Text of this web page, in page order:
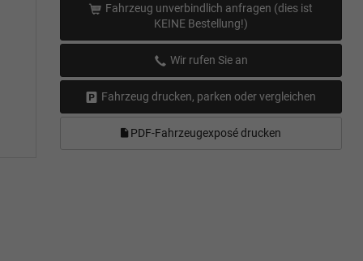
Fahrzeug unverbindlich anfragen (dies ist
KEINE Bestellung!)
Wir rufen Sie an
Fahrzeug drucken, parken oder vergleichen
PDF-Fahrzeugexposé drucken